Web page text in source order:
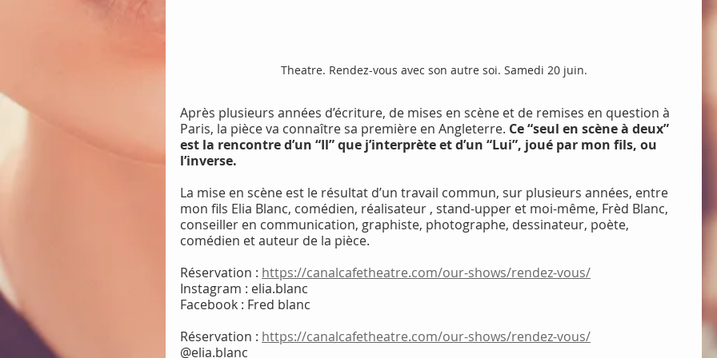
Theatre. Rendez-vous avec son autre soi. Samedi 20 juin.
Après plusieurs années d’écriture, de mises en scène et de remises en question à
Paris, la pièce va connaître sa première en Angleterre. Ce “seul en scène à deux”
est la rencontre d’un “Il” que j’interprète et d’un “Lui”, joué par mon fils, ou
l’inverse.
La mise en scène est le résultat d’un travail commun, sur plusieurs années, entre
mon fils Elia Blanc, comédien, réalisateur , stand-upper et moi-même, Frèd Blanc,
conseiller en communication, graphiste, photographe, dessinateur, poète,
comédien et auteur de la pièce.
Réservation : https://canalcafetheatre.com/our-shows/rendez-vous/
Instagram : elia.blanc
Facebook : Fred blanc
Réservation : https://canalcafetheatre.com/our-shows/rendez-vous/
@elia.blanc